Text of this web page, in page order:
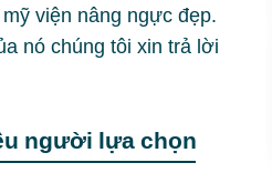
viện nâng ngực đẹp.
nó chúng tôi xin trả lời
người lựa chọn